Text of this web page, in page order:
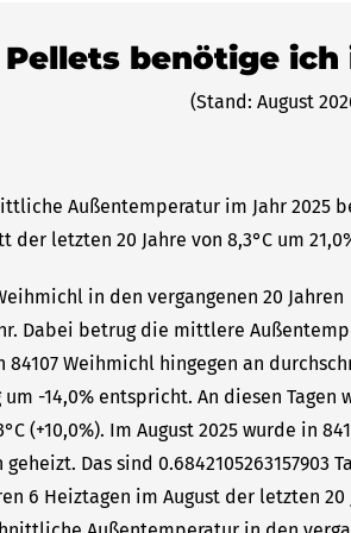
benötige ich
(Stand: August
Außentemperatur im Jahr 2025
letzten 20 Jahre von 8,3°C um
in den vergangenen 20 Jahren
Dabei betrug die mittlere
84107 Weihmichl hingegen an
-14,0% entspricht. An diesen Tagen
(+10,0%). Im August 2025 wurde in
Das sind 0.6842105263157903
6 Heiztagen im August der letzten 20